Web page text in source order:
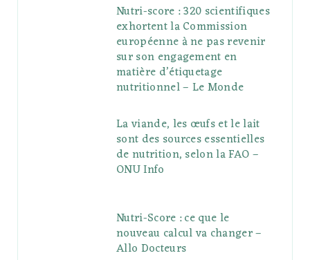
Nutri-score : 320 scientifiques
exhortent la Commission
européenne à ne pas revenir
sur son engagement en
matière d’étiquetage
nutritionnel – Le Monde
La viande, les œufs et le lait
sont des sources essentielles
de nutrition, selon la FAO –
ONU Info
Nutri-Score : ce que le
nouveau calcul va changer –
Allo Docteurs